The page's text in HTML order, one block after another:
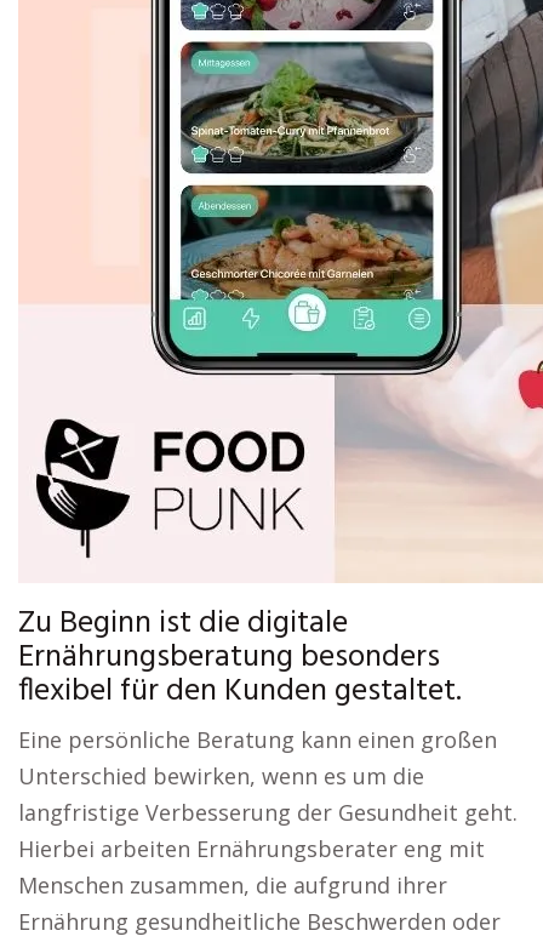
Zu Beginn ist die digitale
Ernährungsberatung besonders
flexibel für den Kunden gestaltet.
Eine persönliche Beratung kann einen großen
Unterschied bewirken, wenn es um die
langfristige Verbesserung der Gesundheit geht.
Hierbei arbeiten Ernährungsberater eng mit
Menschen zusammen, die aufgrund ihrer
Ernährung gesundheitliche Beschwerden oder